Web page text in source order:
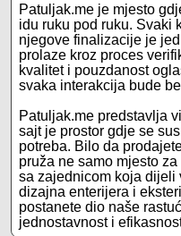
Patuljak.me je mjesto
idu ruku pod ruku. Svaki
njegove finalizacije je
prolaze kroz proces
kvalitet i pouzdanost
svaka interakcija bude
Patuljak.me predstavlja
sajt je prostor gdje se
potreba. Bilo da
pruža ne samo mjesto
sa zajednicom koja dijeli
dizajna enterijera i
postanete dio naše
jednostavnost i